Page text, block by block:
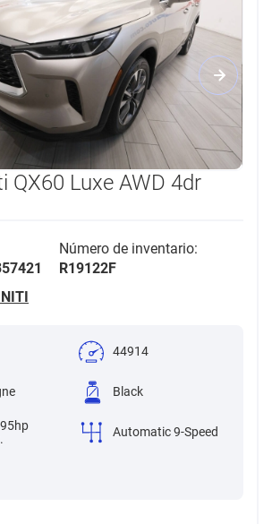
QX60 Luxe AWD 4dr
Número de inventario:
R19122F
44914
Black
Automatic 9-Speed